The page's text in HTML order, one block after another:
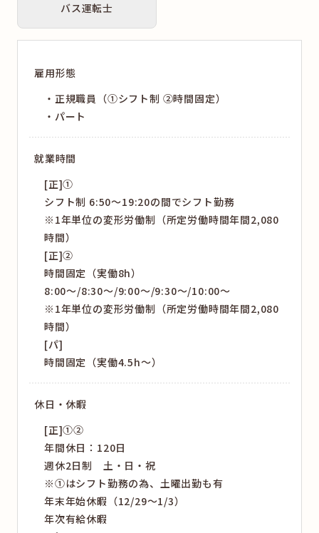
バス運転士
雇用形態
正規職員（①シフト制 ②時間固定）
パート
就業時間
[正]①
シフト制 6:50～19:20の間でシフト勤務
※1年単位の変形労働制（所定労働時間年間2,080
時間）
[正]②
時間固定（実働8h）
8:00〜/8:30〜/9:00～/9:30～/10:00〜
※1年単位の変形労働制（所定労働時間年間2,080
時間）
[パ]
時間固定（実働4.5h〜）
休日・休暇
[正]①②
年間休日：120日
週休2日制 土・日・祝
※①はシフト勤務の為、土曜出勤も有
年末年始休暇（12/29～1/3）
年次有給休暇